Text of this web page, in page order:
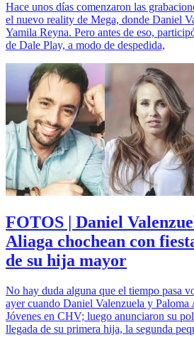
Hace unos días comenzaron las
el nuevo reality de Mega, donde Daniel
Yamila Reyna. Pero antes de eso,
de Dale Play, a modo de despedida,
FOTOS | Daniel
Aliaga chochean con
de su hija mayor
No hay duda alguna que el tiempo pasa
ayer cuando Daniel Valenzuela y
Jóvenes en CHV; luego anunciaron su
llegada de su primera hija, la segunda